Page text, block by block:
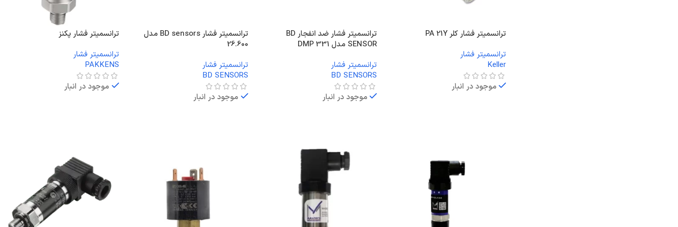
ترانسمیتر فشار کلر PA 21Y
ترانسمیتر فشار
Keller
موجود در انبار
ترانسمیتر فشار ضد انفجار BD
SENSOR مدل DMP 331
ترانسمیتر فشار
BD SENSORS
موجود در انبار
ترانسمیتر فشار BD sensors مدل
26.600
ترانسمیتر فشار
BD SENSORS
موجود در انبار
ترانسمیتر فشار پکنز
ترانسمیتر فشار
PAKKENS
موجود در انبار